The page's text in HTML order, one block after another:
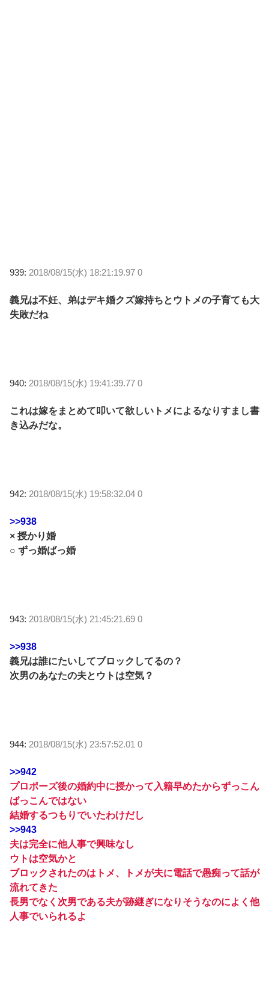
939: 2018/08/15(水) 18:21:19.97 0
義兄は不妊、弟はデキ婚クズ嫁持ちとウトメの子育ても大
失敗だね
940: 2018/08/15(水) 19:41:39.77 0
これは嫁をまとめて叩いて欲しいトメによるなりすまし書
き込みだな。
942: 2018/08/15(水) 19:58:32.04 0
>>938
× 授かり婚
○ ずっ婚ばっ婚
943: 2018/08/15(水) 21:45:21.69 0
>>938
義兄は誰にたいしてブロックしてるの？
次男のあなたの夫とウトは空気？
944: 2018/08/15(水) 23:57:52.01 0
>>942
プロポーズ後の婚約中に授かって入籍早めたからずっこん
ばっこんではない
結婚するつもりでいたわけだし
>>943
夫は完全に他人事で興味なし
ウトは空気かと
ブロックされたのはトメ、トメが夫に電話で愚痴って話が
流れてきた
長男でなく次男である夫が跡継ぎになりそうなのによく他
人事でいられるよ